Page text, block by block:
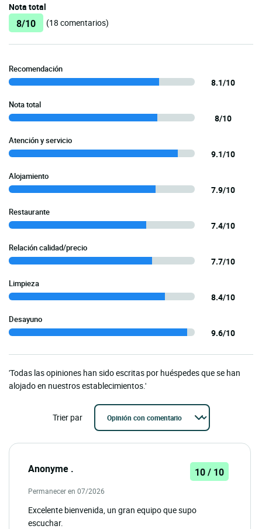
Nota total
8/10 (18 comentarios)
Recomendación
8.1/10
Nota total
8/10
Atención y servicio
9.1/10
Alojamiento
7.9/10
Restaurante
7.4/10
Relación calidad/precio
7.7/10
Limpieza
8.4/10
Desayuno
9.6/10
'Todas las opiniones han sido escritas por huéspedes que se han
alojado en nuestros establecimientos.'
Trier par
Anonyme . 10 / 10
Permanecer en 07/2026
Excelente bienvenida, un gran equipo que supo
escuchar.